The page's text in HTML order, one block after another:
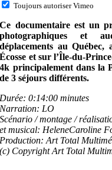
Toujours autoriser Vimeo
Ce documentaire est un
photographiques et
déplacements au
Écosse et sur l’Île-du-
4k principalement dans la
de 3 séjours différents.
Durée: 0:14:00 minutes
Narration: LO
Scénario / montage /
et musical: HeleneCaroline
Production: Art Total
(c) Copyright Art Total